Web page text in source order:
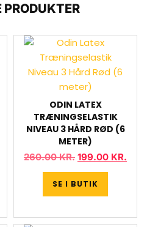
PRODUKTER
ODIN LATEX
TRÆNINGSELASTIK
NIVEAU 3 HÅRD RØD (6
METER)
260.00KR. 199.00 KR.
SE I BUTIK